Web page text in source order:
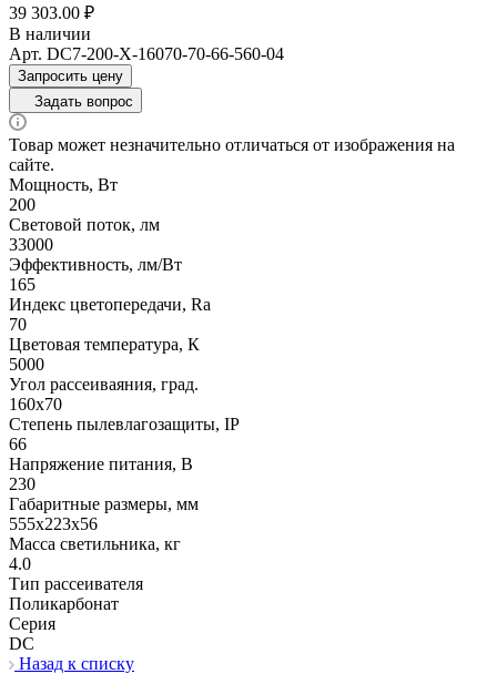
39 303.00 ₽
В наличии
Арт. DC7-200-X-16070-70-66-560-04
Запросить цену
Задать вопрос
Товар может незначительно отличаться от изображения на
сайте.
Мощность, Вт
200
Световой поток, лм
33000
Эффективность, лм/Вт
165
Индекс цветопередачи, Ra
70
Цветовая температура, К
5000
Угол рассеиваяния, град.
160х70
Степень пылевлагозащиты, IP
66
Напряжение питания, В
230
Габаритные размеры, мм
555х223x56
Масса светильника, кг
4.0
Тип рассеивателя
Поликарбонат
Серия
DC
Назад к списку